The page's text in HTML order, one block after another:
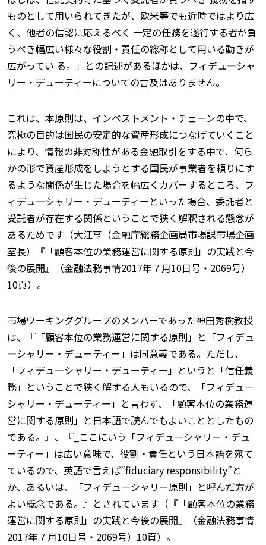
ものとして用いられてきたが、欧米等でも近時ではより広
く、他者の信認に応えるべく 一定の任務を遂行する者が負
うべき幅広い様々な役割・責任の総称として用いる動きが
広がってい る。」との記述があるほかは、フィデュ—シャ
リー・デューティーについての言及はありません。
これは、本原則は、インベストメント・チェーンの中で、
究極の目的は国民の安定的な資産形成につなげていくこと
により、情報の非対称性がある金融取引をする中で、何ら
かの形で資産形成をしようとする国民が事業者を頼りにす
るような関係が生じた場合を幅広くカバーするところ、フ
ィデュ—シャリー・デューティーといった場合、委託者と
受託者が存在する関係ということで狭く解釈される懸念が
あるためです（大江亨（金融庁総務企画局市場課市場企画
室長）『「顧客本位の業務運営に関する原則」の実践と今
後の展開』（金融法務事情2017年７月10日号・2069号）
10頁）。
市場ワーキンググループのメンバーであった神田秀樹教授
は、『「顧客本位の業務運営に関する原則」と「フィデュ
—シャリー・デューティー」は同意義である。ただし、
「フィデュ—シャリー・デューティー」というと「信任義
務」ということで狭く解する人もいるので、「フィデュ—
シャリー・デューティー」と言わず、「顧客本位の業務運
営に関する原則」と日本語で読んでもよいこととしたもの
である。』、『_ここにいう「フィデュ—シャリー・デュ
ーティー」は広い意味で、役割・責任という日本語を宛て
ているので、英語で言えば”fiduciary responsibility”と
か、あるいは、「フィデュ—シャリー原則」と呼んだ方が
よい概念である。』とされています（『「顧客本位の業務
運営に関する原則」の実践と今後の展開』（金融法務事情
2017年７月10日号・2069号）10頁）。